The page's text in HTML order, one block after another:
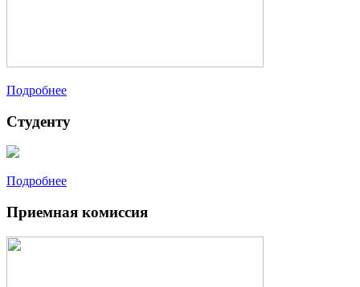
Подробнее
Студенту
Подробнее
Приемная комиссия